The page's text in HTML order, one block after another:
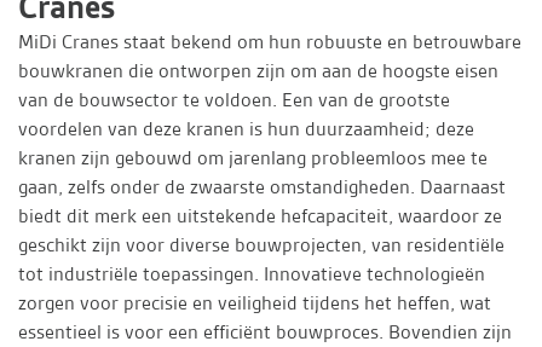
MiDi Cranes staat bekend om hun robuuste en betrouwbare
bouwkranen die ontworpen zijn om aan de hoogste eisen
van de bouwsector te voldoen. Een van de grootste
voordelen van deze kranen is hun duurzaamheid; deze
kranen zijn gebouwd om jarenlang probleemloos mee te
gaan, zelfs onder de zwaarste omstandigheden. Daarnaast
biedt dit merk een uitstekende hefcapaciteit, waardoor ze
geschikt zijn voor diverse bouwprojecten, van residentiële
tot industriële toepassingen. Innovatieve technologieën
zorgen voor precisie en veiligheid tijdens het heffen, wat
essentieel is voor een efficiënt bouwproces. Bovendien zijn